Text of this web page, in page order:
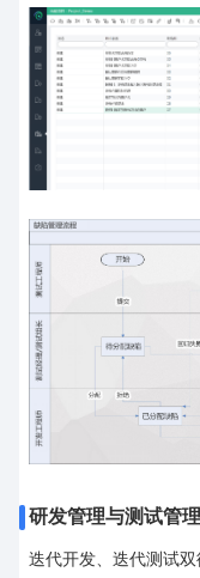
研发管理与测试管
迭代开发、迭代测试